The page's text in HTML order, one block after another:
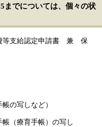
までについては、個々の状
等支給認定申請書 兼 保
の写しなど）
（療育手帳）の写し